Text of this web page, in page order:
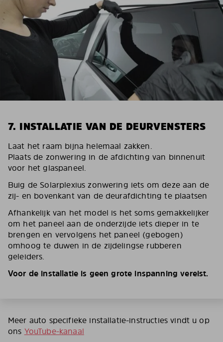
7. INSTALLATIE VAN DE DEURVENSTERS
Laat het raam bijna helemaal zakken.
Plaats de zonwering in de afdichting van binnenuit
voor het glaspaneel.
Buig de Solarplexius zonwering iets om deze aan de
zij- en bovenkant van de deurafdichting te plaatsen
Afhankelijk van het model is het soms gemakkelijker
om het paneel aan de onderzijde iets dieper in te
brengen en vervolgens het paneel (gebogen)
omhoog te duwen in de zijdelingse rubberen
geleiders.
Voor de installatie is geen grote inspanning vereist.
Meer auto specifieke installatie-instructies vindt u op
ons YouTube-kanaal